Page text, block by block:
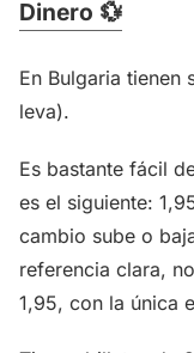
Dinero 💱
En Bulgaria tienen
leva).
Es bastante fácil
es el siguiente:
cambio sube o
referencia clara,
1,95, con la única